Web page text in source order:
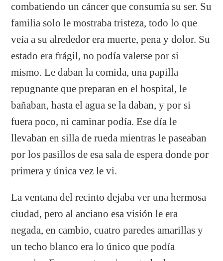
combatiendo un cáncer que consumía su ser. Su
familia solo le mostraba tristeza, todo lo que
veía a su alrededor era muerte, pena y dolor. Su
estado era frágil, no podía valerse por si
mismo. Le daban la comida, una papilla
repugnante que preparan en el hospital, le
bañaban, hasta el agua se la daban, y por si
fuera poco, ni caminar podía. Ese día le
llevaban en silla de rueda mientras le paseaban
por los pasillos de esa sala de espera donde por
primera y única vez le vi.
La ventana del recinto dejaba ver una hermosa
ciudad, pero al anciano esa visión le era
negada, en cambio, cuatro paredes amarillas y
un techo blanco era lo único que podía